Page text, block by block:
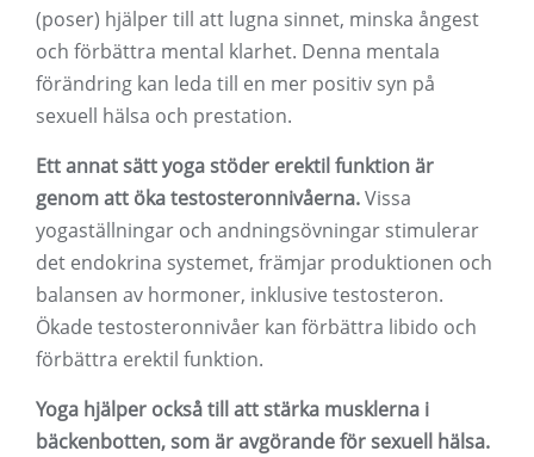
(poser) hjälper till att lugna sinnet, minska ångest
och förbättra mental klarhet. Denna mentala
förändring kan leda till en mer positiv syn på
sexuell hälsa och prestation.
Ett annat sätt yoga stöder erektil funktion är
genom att öka testosteronnivåerna.Vissa
yogaställningar och andningsövningar stimulerar
det endokrina systemet, främjar produktionen och
balansen av hormoner, inklusive testosteron.
Ökade testosteronnivåer kan förbättra libido och
förbättra erektil funktion.
Yoga hjälper också till att stärka musklerna i
bäckenbotten, som är avgörande för sexuell hälsa.